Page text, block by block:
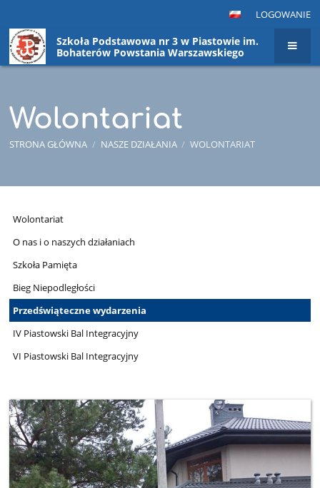
LOGOWANIE
Szkoła Podstawowa nr 3 w Piastowie im.
Bohaterów Powstania Warszawskiego
Wolontariat
STRONA GŁÓWNA / NASZE DZIAŁANIA / WOLONTARIAT
Wolontariat
Wolontariat
O nas i o naszych działaniach
Szkoła Pamięta
Bieg Niepodległości
Przedświąteczne wydarzenia
IV Piastowski Bal Integracyjny
VI Piastowski Bal Integracyjny